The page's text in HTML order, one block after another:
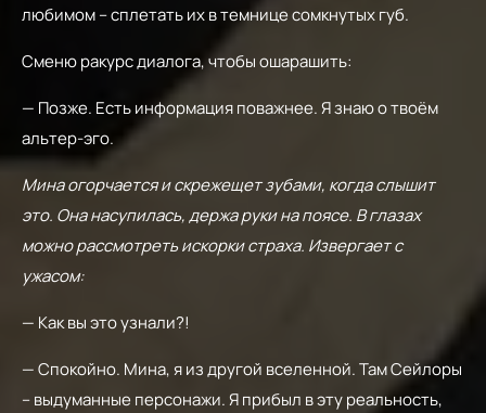
любимом – сплетать их в темнице сомкнутых губ.
Сменю ракурс диалога, чтобы ошарашить:
— Позже. Есть информация поважнее. Я знаю о твоём
альтер-эго.
Мина огорчается и скрежещет зубами, когда слышит
это. Она насупилась, держа руки на поясе. В глазах
можно рассмотреть искорки страха. Извергает с
ужасом:
— Как вы это узнали?!
— Спокойно. Мина, я из другой вселенной. Там Сейлоры
– выдуманные персонажи. Я прибыл в эту реальность,